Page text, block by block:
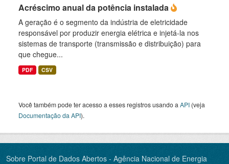
Acréscimo anual da potência instalada
A geração é o segmento da indústria de eletricidade
responsável por produzir energia elétrica e injetá-la nos
sistemas de transporte (transmissão e distribuição) para
que chegue...
PDF CSV
Você também pode ter acesso a esses registros usando a API (veja
Documentação da API).
Sobre Portal de Dados Abertos - Agência Nacional de Energia